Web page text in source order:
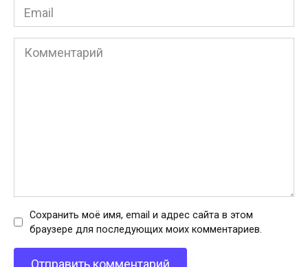
Email
*
Комментарий
Сохранить моё имя, email и адрес сайта в этом
браузере для последующих моих комментариев.